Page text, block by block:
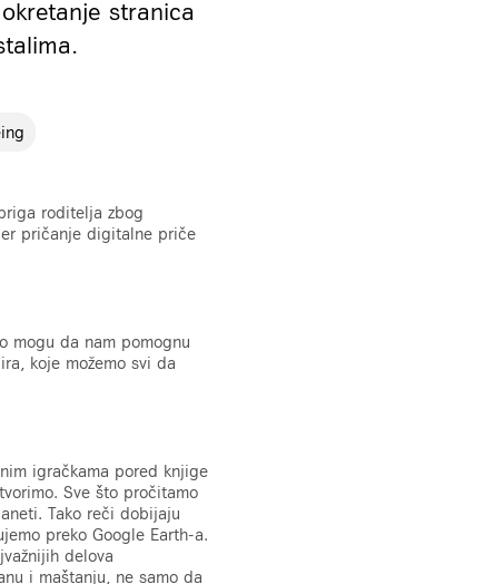
stranica
roditelja zbog
pričanje digitalne priče
mogu da nam pomognu
koje možemo svi da
igračkama pored knjige
Sve što pročitamo
Tako reči dobijaju
preko Google Earth-a.
delova
i maštanju, ne samo da